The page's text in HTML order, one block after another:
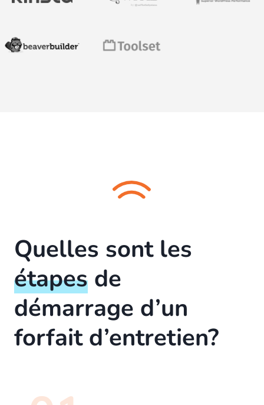
Quelles sont les
étapes de
démarrage d’un
forfait d’entretien?